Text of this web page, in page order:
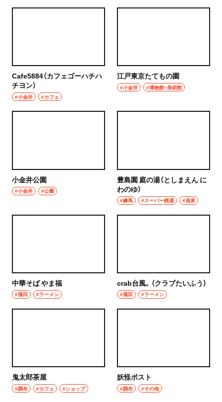
所沢・狭山・入間・飯能
入間
狭山
秩父・長瀞・三峰口
秩父
上尾・久喜・熊谷
千葉・船橋・津田沼
習志野
市川・本八幡
焼酎
立ち飲み
せんべろ
地酒
ウイスキー
和食・郷土料理
定食
和食
Cafe5884（カフェゴーハチハ
チヨン）
#小金井 #カフェ
江戸東京たてもの園
#小金井 #博物館・美術館
小金井公園
#小金井 #公園
豊島園 庭の湯（としまえん に
わのゆ）
#練馬 #スーパー銭湯 #温泉
中華そば やま福
#蒲田 #ラーメン
crab台風。（クラブたいふう）
#蒲田 #ラーメン
鬼太郎茶屋
#調布 #カフェ #ショップ
妖怪ポスト
#調布 #その他